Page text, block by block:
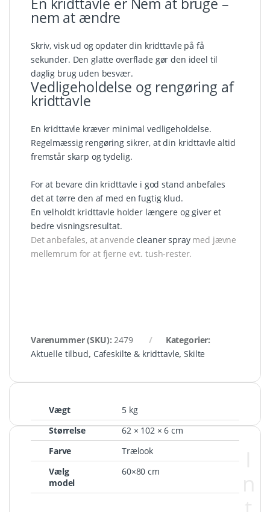
nem at ændre
Skriv, visk ud og opdater din kridttavle på få
sekunder. Den glatte overflade gør den ideel til
daglig brug uden besvær.
Vedligeholdelse og rengøring af
kridttavle
En kridttavle kræver minimal vedligeholdelse.
Regelmæssig rengøring sikrer, at din kridttavle altid
fremstår skarp og tydelig.
For at bevare din kridttavle i god stand anbefales
det at tørre den af med en fugtig klud.
En velholdt kridttavle holder længere og giver et
bedre visningsresultat.
Det anbefales, at anvendecleaner spraymed jævne
mellemrum for at fjerne evt. tush-rester.
Varenummer (SKU):2479
Kategorier:
Aktuelle tilbud, Cafeskilte & kridttavle,Skilte
Vægt
5 kg
Størrelse
62 × 102 × 6 cm
Farve
Trælook
Vælg
model
60×80 cm